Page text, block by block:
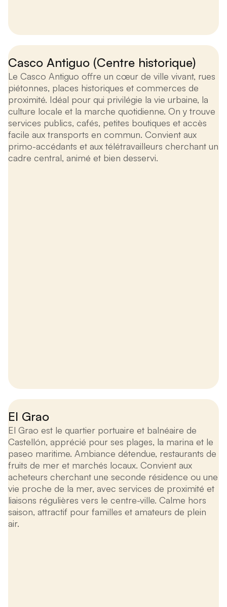
Casco Antiguo (Centre historique)
Le Casco Antiguo offre un cœur de ville vivant, rues
piétonnes, places historiques et commerces de
proximité. Idéal pour qui privilégie la vie urbaine, la
culture locale et la marche quotidienne. On y trouve
services publics, cafés, petites boutiques et accès
facile aux transports en commun. Convient aux
primo-accédants et aux télétravailleurs cherchant un
cadre central, animé et bien desservi.
El Grao
El Grao est le quartier portuaire et balnéaire de
Castellón, apprécié pour ses plages, la marina et le
paseo maritime. Ambiance détendue, restaurants de
fruits de mer et marchés locaux. Convient aux
acheteurs cherchant une seconde résidence ou une
vie proche de la mer, avec services de proximité et
liaisons régulières vers le centre-ville. Calme hors
saison, attractif pour familles et amateurs de plein
air.